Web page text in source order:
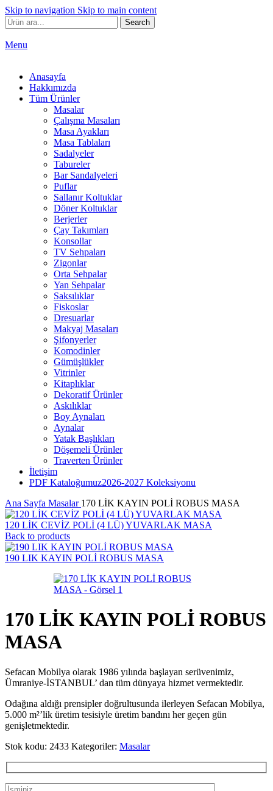
Skip to navigation Skip to main content
Search
Menu
Anasayfa
Hakkımızda
Tüm Ürünler
Masalar
Çalışma Masaları
Masa Ayakları
Masa Tablaları
Sadalyeler
Tabureler
Bar Sandalyeleri
Puflar
Sallanır Koltuklar
Döner Koltuklar
Berjerler
Çay Takımları
Konsollar
TV Sehpaları
Zigonlar
Orta Sehpalar
Yan Sehpalar
Saksılıklar
Fiskoslar
Dresuarlar
Makyaj Masaları
Şifonyerler
Komodinler
Gümüşlükler
Vitrinler
Kitaplıklar
Dekoratif Ürünler
Askılıklar
Boy Aynaları
Aynalar
Yatak Başlıkları
Döşemeli Ürünler
Traverten Ürünler
İletişim
PDF Kataloğumuz2026-2027 Koleksiyonu
Ana Sayfa Masalar 170 LİK KAYIN POLİ ROBUS MASA
120 LİK CEVİZ POLİ (4 LÜ) YUVARLAK MASA
Back to products
190 LIK KAYIN POLİ ROBUS MASA
170 LİK KAYIN POLİ ROBUS
MASA
Sefacan Mobilya olarak 1986 yılında başlayan serüvenimiz,
Ümraniye-İSTANBUL’ dan tüm dünyaya hizmet vermektedir.
Odağına aldığı prensipler doğrultusunda ilerleyen Sefacan Mobilya,
5.000 m²’lik üretim tesisiyle üretim bandını her geçen gün
genişletmektedir.
Stok kodu: 2433 Kategoriler: Masalar